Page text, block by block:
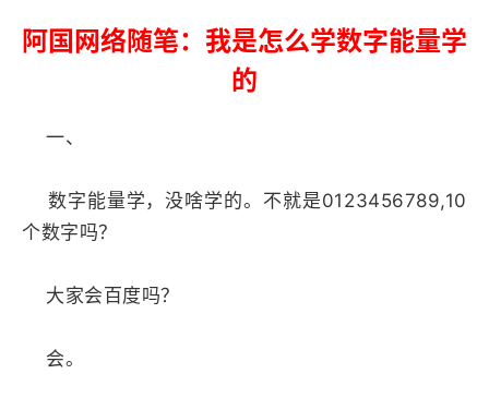
阿国网络随笔：我是怎么学数字能量学
的
一、
数字能量学，没啥学的。不就是0123456789,10
个数字吗？
大家会百度吗？
会。